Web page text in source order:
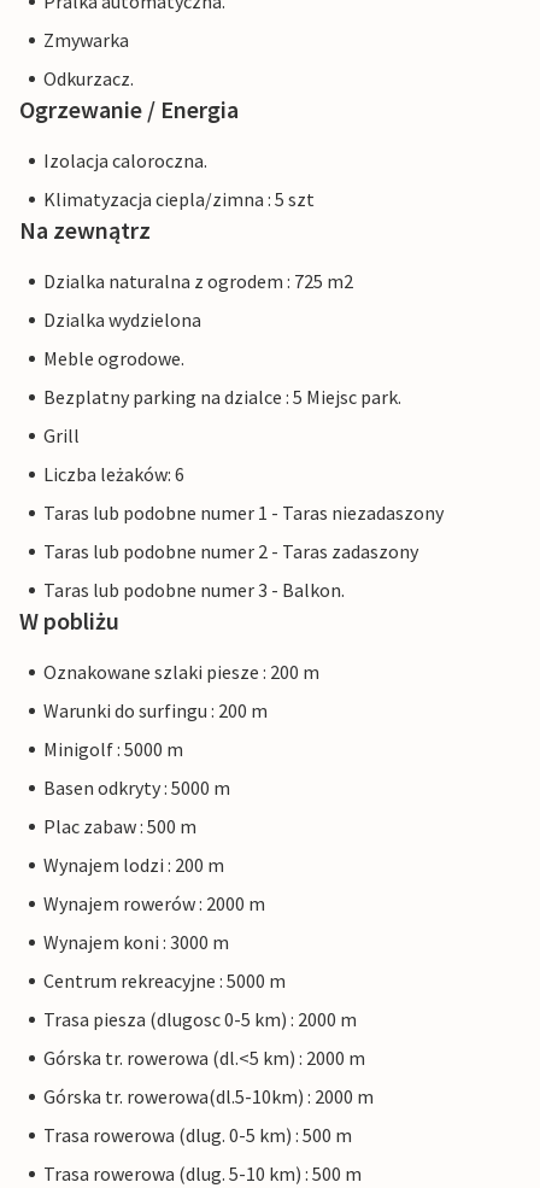
Zmywarka
Odkurzacz.
Ogrzewanie / Energia
Izolacja caloroczna.
Klimatyzacja ciepla/zimna : 5 szt
Na zewnątrz
Dzialka naturalna z ogrodem : 725 m2
Dzialka wydzielona
Meble ogrodowe.
Bezplatny parking na dzialce : 5 Miejsc park.
Grill
Liczba leżaków: 6
Taras lub podobne numer 1 - Taras niezadaszony
Taras lub podobne numer 2 - Taras zadaszony
Taras lub podobne numer 3 - Balkon.
W pobliżu
Oznakowane szlaki piesze : 200 m
Warunki do surfingu : 200 m
Minigolf : 5000 m
Basen odkryty : 5000 m
Plac zabaw : 500 m
Wynajem lodzi : 200 m
Wynajem rowerów : 2000 m
Wynajem koni : 3000 m
Centrum rekreacyjne : 5000 m
Trasa piesza (dlugosc 0-5 km) : 2000 m
Górska tr. rowerowa (dl.<5 km) : 2000 m
Górska tr. rowerowa(dl.5-10km) : 2000 m
Trasa rowerowa (dlug. 0-5 km) : 500 m
Trasa rowerowa (dlug. 5-10 km) : 500 m